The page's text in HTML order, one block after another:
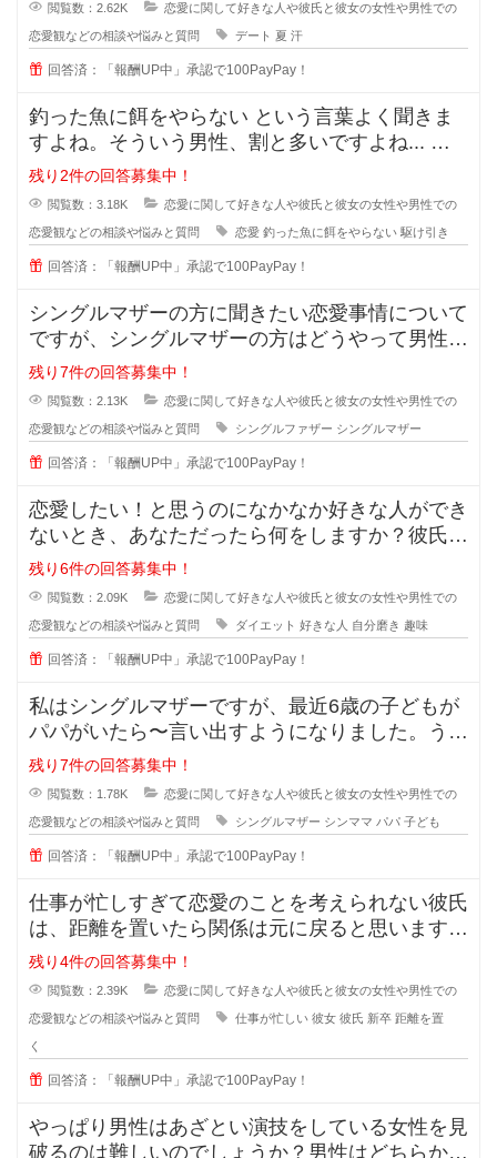
閲覧数：2.62K 恋愛に関して好きな人や彼氏と彼女の女性や男性での
恋愛観などの相談や悩みと質問 デート 夏 汗
回答済：「報酬UP中」承認で100PayPay！
釣った魚に餌をやらない という言葉よく聞きま
すよね。そういう男性、割と多いですよね... な
ぜ付き合った途端に覚めたよう
残り2件の回答募集中！
閲覧数：3.18K 恋愛に関して好きな人や彼氏と彼女の女性や男性での
恋愛観などの相談や悩みと質問 恋愛 釣った魚に餌をやらない 駆け引き
回答済：「報酬UP中」承認で100PayPay！
シングルマザーの方に聞きたい恋愛事情について
ですが、シングルマザーの方はどうやって男性と
会う時間を作っているのでしょうか
残り7件の回答募集中！
閲覧数：2.13K 恋愛に関して好きな人や彼氏と彼女の女性や男性での
恋愛観などの相談や悩みと質問 シングルファザー シングルマザー
回答済：「報酬UP中」承認で100PayPay！
恋愛したい！と思うのになかなか好きな人ができ
ないとき、あなただったら何をしますか？彼氏が
欲しい！彼女がほしい！と思ってい
残り6件の回答募集中！
閲覧数：2.09K 恋愛に関して好きな人や彼氏と彼女の女性や男性での
恋愛観などの相談や悩みと質問 ダイエット 好きな人 自分磨き 趣味
回答済：「報酬UP中」承認で100PayPay！
私はシングルマザーですが、最近6歳の子どもが
パパがいたら〜言い出すようになりました。うち
ではもう元旦那との関係も完全に切
残り7件の回答募集中！
閲覧数：1.78K 恋愛に関して好きな人や彼氏と彼女の女性や男性での
恋愛観などの相談や悩みと質問 シングルマザー シンママ パパ 子ども
回答済：「報酬UP中」承認で100PayPay！
仕事が忙しすぎて恋愛のことを考えられない彼氏
は、距離を置いたら関係は元に戻ると思いますか
？また元に戻る時はどんな時でしょ
残り4件の回答募集中！
閲覧数：2.39K 恋愛に関して好きな人や彼氏と彼女の女性や男性での
恋愛観などの相談や悩みと質問 仕事が忙しい 彼女 彼氏 新卒 距離を置
く
回答済：「報酬UP中」承認で100PayPay！
やっぱり男性はあざとい演技をしている女性を見
破るのは難しいのでしょうか？男性はどちらかと